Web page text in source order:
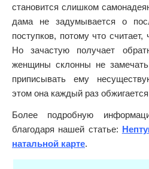
становится слишком
дама не задумывается о
поступков, потому что
Но зачастую получает
женщины склонны не замечать
приписывать ему
этом она каждый раз
Более подробную
благодаря нашей статье:
натальной карте.